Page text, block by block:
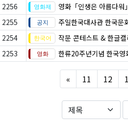
2256
영화「인생은 아름다워
2255
주일한국대사관 한국문
2254
작문 콘테스트 & 한글
2253
한류20주년기념 한국영
« Previous
11 12